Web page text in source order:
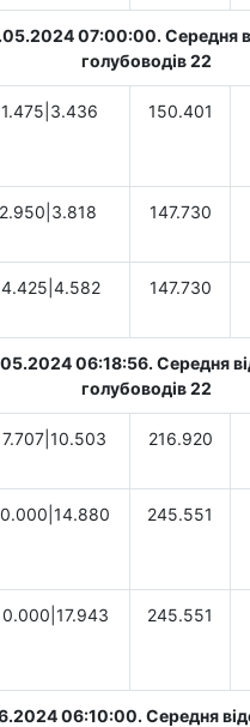
07:00:00. Cередня
голубоводів 22
150.401
147.730
147.730
06:18:56. Cередня
голубоводів 22
216.920
245.551
245.551
06:10:00. Cередня